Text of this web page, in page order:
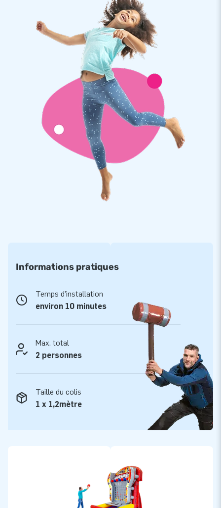
n'importe où et est très facile à transporter. Par ailleurs,
nous fournissons cette structure gonflable avec soufflerie,
piquets d’ancrage, sac de transport et manuel/carnet de suivi.
Ainsi tout est livré complet, prêt à l’emploi.
Qualité et garantie
Le puissance 4 basket est fabriqué à partir de PVC solide
d'une densité de 425g/m2. C'est une structure qui est
renforcée avec une multiple couture sur zones à risques et
réputées fragiles. De plus, le PVC est Ignifugé résistant au
feu, catégorisé M2.
Par ailleurs, une garantie de 2 ans vous est offert avec
l'achat de cette structure. Ainsi, JB vous assure une longue
durée de vie pour tous vos achats de structures gonflables.
Plus de 15.000 clients ont également choisi JB
permanence des attractions gonflables uniques ! JB c'est
aussi l'assurance d’un service et d’une livraison
Informations pratiques
Temps d'installation
environ 10 minutes
Max. total
2 personnes
Taille du colis
1 x 1,2mètre